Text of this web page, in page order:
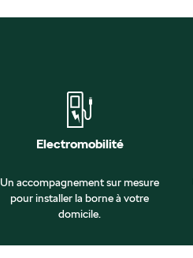
Electromobilité
Un accompagnement sur mesure
pour installer la borne à votre
domicile.